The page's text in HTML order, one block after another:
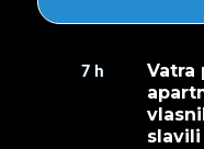
7 h
Vatra